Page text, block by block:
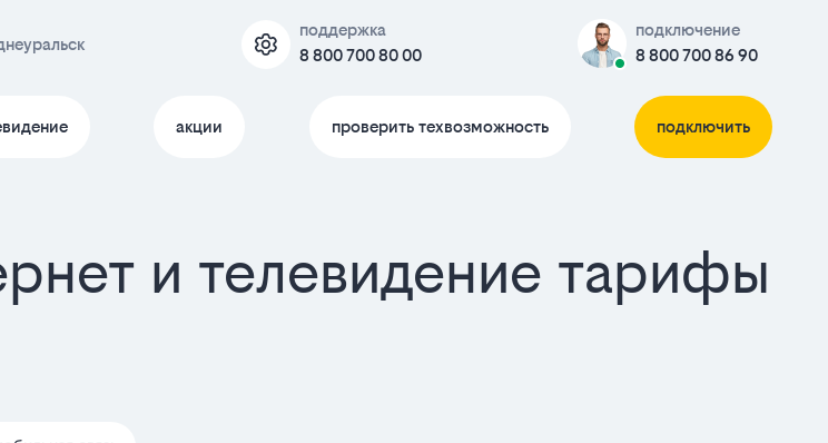
поддержка
8 800 700 80 00
подключение
8 800 700 86 90
акции проверить техвозможность подключить
и телевидение тарифы